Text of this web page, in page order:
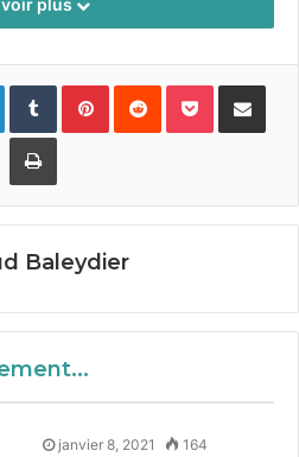
vélib
voir plus
LinkedInTumblr PinterestReddit Pocket
Imprimer
Baleydier
janvier 8, 2021 164